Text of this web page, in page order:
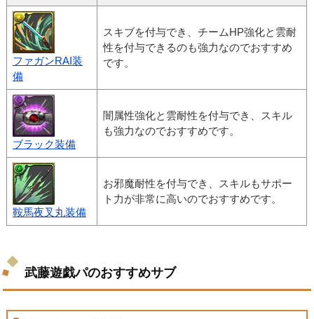
ファガンRAI装
備
スキブを付与でき、チームHP強化と雲耐
性を付与できるのも強力なのでおすすめ
です。
ブラック装備
闇属性強化と雲耐性を付与でき、スキル
も強力なのでおすすめです。
鞍馬夜叉丸装備
お邪魔耐性を付与でき、スキルもサポー
ト力が非常に高いのでおすすめです。
武藤遊戯パのおすすめサブ